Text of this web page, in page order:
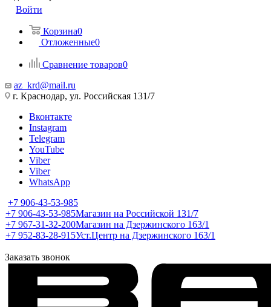
Войти
Корзина0
Отложенные0
Сравнение товаров0
az_krd@mail.ru
г. Краснодар, ул. Российская 131/7
Вконтакте
Instagram
Telegram
YouTube
Viber
Viber
WhatsApp
+7 906-43-53-985
+7 906-43-53-985Магазин на Российской 131/7
+7 967-31-32-200Магазин на Дзержинского 163/1
+7 952-83-28-915Уст.Центр на Дзержинского 163/1
Заказать звонок